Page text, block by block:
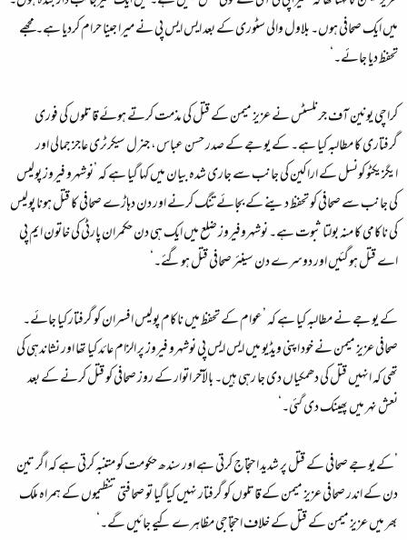
میں ایک صحافی ہوں۔ بلاول والی سٹوری کے بعد ایس ایس پی نے میرا جینا حرام کردیا ہے۔ مجھے
تحفظ دیا جائے۔‘
کراچی یونین آف جرنلسٹس نے عزیز میمن کے قتل کی مذمت کرتے ہوئے قاتلوں کی فوری
گرفتاری کا مطالبہ کیا ہے۔ کے یو جے کے صدر حسن عباس، جنرل سیکرٹری عاجز جمالی اور
ایگزیکٹو کونسل کے اراکین کی جانب سے جاری شدہ بیان میں کہا گیا ہے کہ ’نوشہرو فیروز پولیس
کی جانب سے صحافی کو تحفظ دینے کے بجائے تنگ کرنے اور دن دہاڑے صحافی کا قتل ہونا پولیس
کی ناکامی کا منہ بولتا ثبوت ہے۔ نوشہروفیروز ضلع میں ایک ہی دن حکمران پارٹی کی خاتون ایم پی
اے قتل ہوگئیں اور دوسرے دن سینئر صحافی قتل ہوگئے۔‘
کے یو جے نے مطالبہ کیا ہے کہ ’عوام کے تحفظ میں ناکام پولیس افسران کو گرفتار کیا جائے۔
صحافی عزیز میمن نے خود اپنی ویڈیو میں ایس ایس پی نوشہرو فیروز پر الزام عائد کیا تھا اور نشاندہی کی
تھی کہ انہیں قتل کی دھمکیاں دی جا رہی ہیں۔ بالآخر اتوار کے روز صحافی کو قتل کرنے کے بعد
نعش نہر میں پھینک دی گئی۔‘
’کے یو جے صحافی کے قتل پر شدید احتجاج کرتی ہے اور سندھ حکومت کو متنبہ کرتی ہے کہ اگر تین
دن کے اندر صحافی عزیز میمن کے قاتلوں کو گرفتار نہیں کیا گیا تو صحافتی تنظیموں کے ہمراہ ملک
بھر میں عزیز میمن کے قتل کے خلاف احتجاجی مظاہرے کیے جائیں گے۔‘